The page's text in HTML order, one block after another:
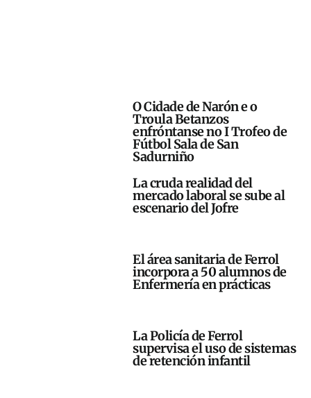
O Cidade de Narón e o
Troula Betanzos
enfróntanse no I Trofeo de
Fútbol Sala de San
Sadurniño
La cruda realidad del
mercado laboral se sube al
escenario del Jofre
El área sanitaria de Ferrol
incorpora a 50 alumnos de
Enfermería en prácticas
La Policía de Ferrol
supervisa el uso de sistemas
de retención infantil